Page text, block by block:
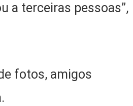
a terceiras pessoas”,
fotos, amigos